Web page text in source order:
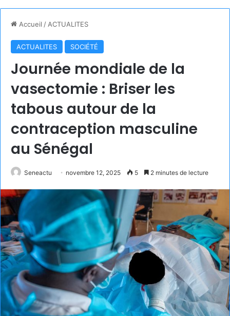
Accueil / ACTUALITES
ACTUALITES SOCIÉTÉ
Journée mondiale de la
vasectomie : Briser les
tabous autour de la
contraception masculine
au Sénégal
Seneactu novembre 12, 2025 5 2 minutes de lecture